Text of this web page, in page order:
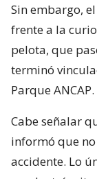
Sin embargo,
frente a la
pelota, que
terminó
Parque ANCAP.
Cabe señalar
informó que
accidente. Lo